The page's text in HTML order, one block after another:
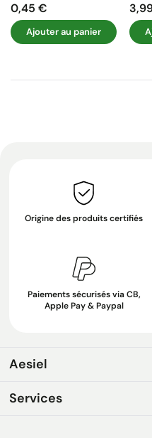
Prix
0,45 €
Ajouter au panier
Prix
Origine des produits certifiés
Paiements sécurisés via CB,
Apple Pay & Paypal
Aesiel
Services